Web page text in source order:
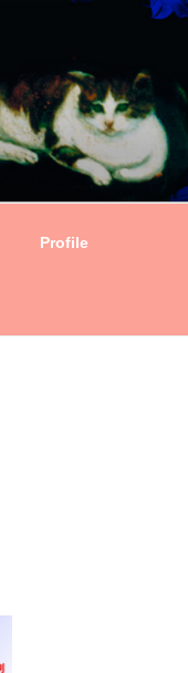
Profile